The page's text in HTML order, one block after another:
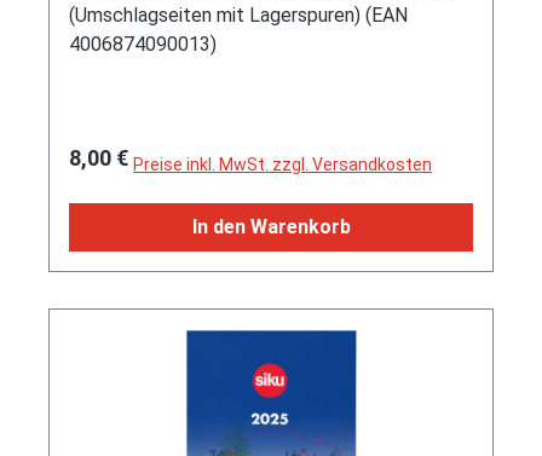
(Umschlagseiten mit Lagerspuren) (EAN
4006874090013)
Regulärer Preis:
8,00 € Preise inkl. MwSt. zzgl. Versandkosten
In den Warenkorb